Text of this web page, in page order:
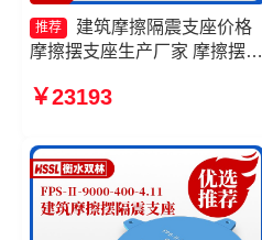
推荐
建筑摩擦隔震支座价格
摩擦摆支座生产厂家 摩擦摆隔
生产厂家 建筑摩擦摆式隔震支
￥23193